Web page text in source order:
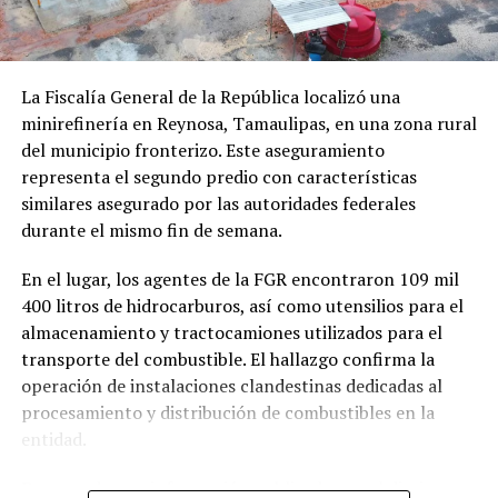
CARBÓN
UP NEXT
Independencia financiera, aprueban fideicomiso para la
CFE
DON'T MISS
La Fiscalía General de la República localizó una
minirefinería en Reynosa, Tamaulipas, en una zona rural
del municipio fronterizo. Este aseguramiento
representa el segundo predio con características
similares asegurado por las autoridades federales
durante el mismo fin de semana.
En el lugar, los agentes de la FGR encontraron 109 mil
400 litros de hidrocarburos, así como utensilios para el
almacenamiento y tractocamiones utilizados para el
transporte del combustible. El hallazgo confirma la
operación de instalaciones clandestinas dedicadas al
procesamiento y distribución de combustibles en la
entidad.
De acuerdo con información publicada por el diario